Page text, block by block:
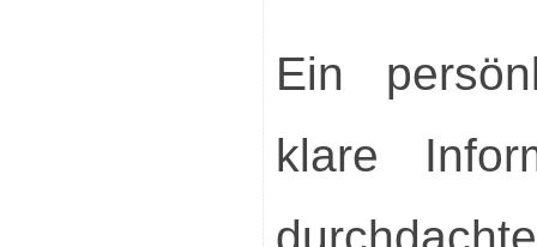
Ein
klare